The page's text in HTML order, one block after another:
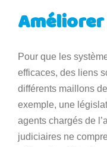
Pour que les
efficaces, des liens
différents maillons
exemple, une
agents chargés de
judiciaires ne